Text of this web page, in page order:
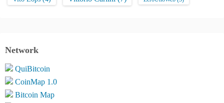
Network
QuiBitcoin
CoinMap 1.0
Bitcoin Map